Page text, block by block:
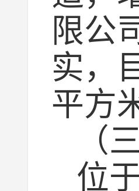
限公
实，
平方
（
位